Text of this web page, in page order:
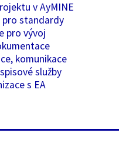
v AyMINE
pro standardy
pro vývoj
komunikace
služby
s EA